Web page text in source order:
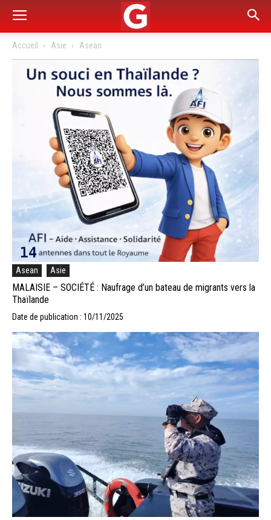
Accueil Asie Asean
Asean Asie
MALAISIE – SOCIÉTÉ : Naufrage d’un bateau de migrants vers la
Thaïlande
Date de publication : 10/11/2025